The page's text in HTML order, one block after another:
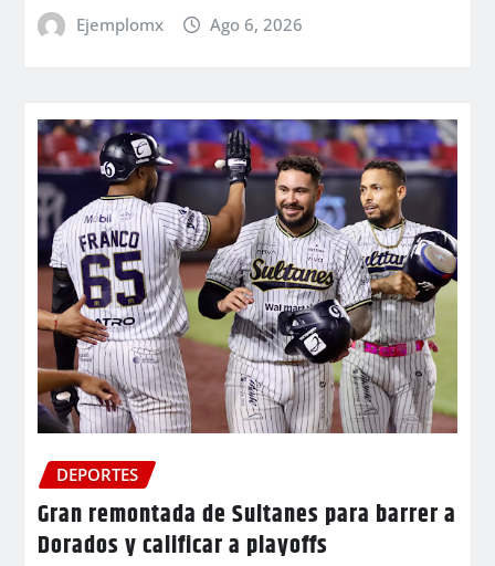
Ejemplomx Ago 6, 2026
DEPORTES
Gran remontada de Sultanes para barrer a
Dorados y calificar a playoffs